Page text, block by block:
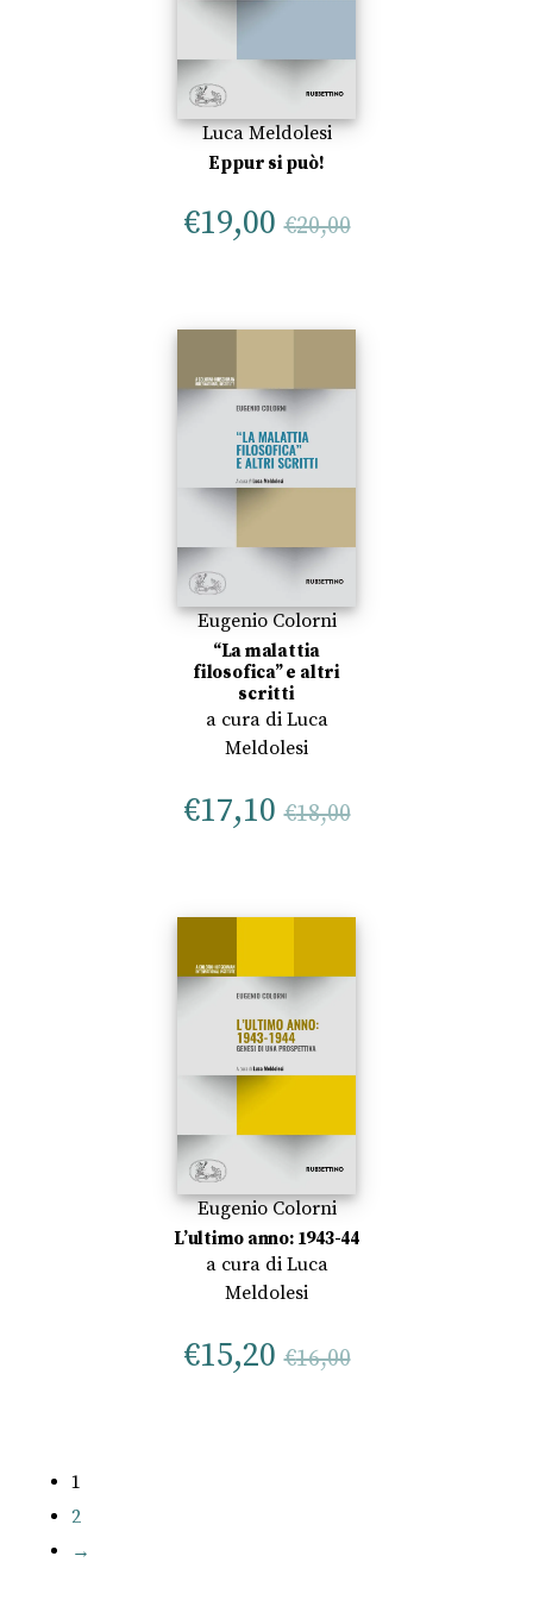
Luca Meldolesi
Eppur si può!
€19,00 €20,00
Eugenio Colorni
“La malattia
filosofica” e altri
scritti
a cura di Luca
Meldolesi
€17,10 €18,00
Eugenio Colorni
L’ultimo anno: 1943-44
a cura di Luca
Meldolesi
€15,20 €16,00
1
2
→